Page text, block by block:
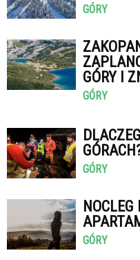
GÓRY
GÓRY I
GÓRY
GÓRY
GÓRY